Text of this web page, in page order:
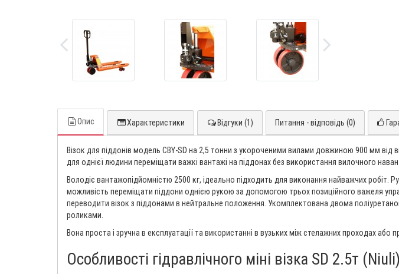
Опис Характеристики Відгуки (1) Питання - відповідь (0)
Візок для піддонів модель CBY-SD на 2,5 тонни з укороченими вилами довжиною 900 мм від
для однієї людини переміщати важкі вантажі на піддонах без використання вилочного
Володіє вантажопідйомністю 2500 кг, ідеально підходить для виконання найважчих робіт.
можливість переміщати піддони однією рукою за допомогою трьох позиційного важеля
переводити візок з піддонами в нейтральне положення. Укомплектована двома
роликами.
Вона проста і зручна в експлуатації та використанні в вузьких між стелажних проходах
Особливості гідравлічного міні візка SD 2.5т